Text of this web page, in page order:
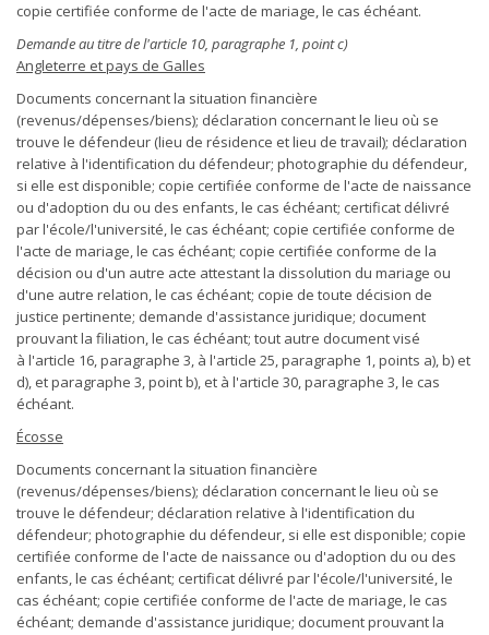
copie certifiée conforme de l'acte de mariage, le cas échéant.
Demande au titre de l'article 10, paragraphe 1, point c)
Angleterre et pays de Galles
Documents concernant la situation financière
(revenus/dépenses/biens); déclaration concernant le lieu où se
trouve le défendeur (lieu de résidence et lieu de travail); déclaration
relative à l'identification du défendeur; photographie du défendeur,
si elle est disponible; copie certifiée conforme de l'acte de naissance
ou d'adoption du ou des enfants, le cas échéant; certificat délivré
par l'école/l'université, le cas échéant; copie certifiée conforme de
l'acte de mariage, le cas échéant; copie certifiée conforme de la
décision ou d'un autre acte attestant la dissolution du mariage ou
d'une autre relation, le cas échéant; copie de toute décision de
justice pertinente; demande d'assistance juridique; document
prouvant la filiation, le cas échéant; tout autre document visé
à l'article 16, paragraphe 3, à l'article 25, paragraphe 1, points a), b) et
d), et paragraphe 3, point b), et à l'article 30, paragraphe 3, le cas
échéant.
Écosse
Documents concernant la situation financière
(revenus/dépenses/biens); déclaration concernant le lieu où se
trouve le défendeur; déclaration relative à l'identification du
défendeur; photographie du défendeur, si elle est disponible; copie
certifiée conforme de l'acte de naissance ou d'adoption du ou des
enfants, le cas échéant; certificat délivré par l'école/l'université, le
cas échéant; copie certifiée conforme de l'acte de mariage, le cas
échéant; demande d'assistance juridique; document prouvant la